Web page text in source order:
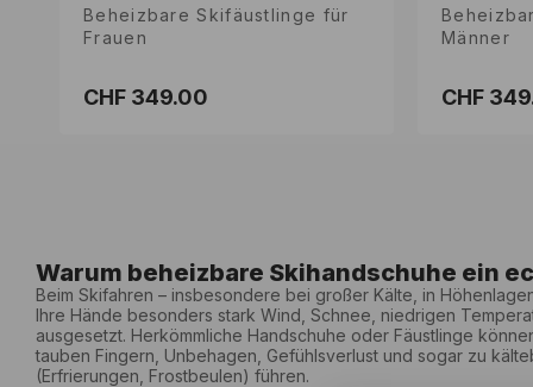
Beheizbare Skifäustlinge für
Frauen
Normaler
CHF 349.00
Beheizbare Skifäustlinge für
Frauen
Normaler
CHF 349.00
Männer
Normaler
CHF
Männer
Normaler
CHF
Warum beheizbare Skihandschuhe ein
Beim Skifahren – insbesondere bei großer Kälte, in
Ihre Hände besonders stark Wind, Schnee, niedrigen
ausgesetzt. Herkömmliche Handschuhe oder Fäustlinge
tauben Fingern, Unbehagen, Gefühlsverlust und sogar zu
(Erfrierungen, Frostbeulen) führen.